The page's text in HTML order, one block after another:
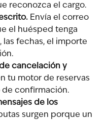
reconozca el cargo.
Envía el correo
el huésped tenga
las fechas, el importe
cancelación y
tu motor de reservas
de confirmación.
de los
surgen porque un